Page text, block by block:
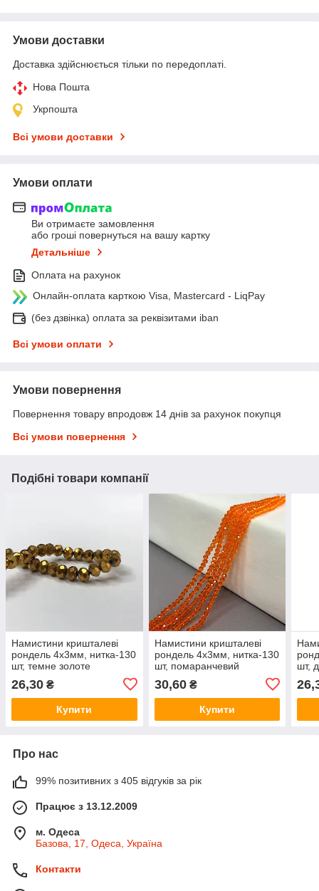
Умови доставки
Доставка здійснюється тільки по передоплаті.
Нова Пошта
Укрпошта
Всі умови доставки
Умови оплати
Ви отримаєте замовлення
або гроші повернуться на вашу картку
Детальніше
Оплата на рахунок
Онлайн-оплата карткою Visa, Mastercard - LiqPay
(без дзвінка) оплата за реквізитами iban
Всі умови оплати
Умови повернення
Повернення товару впродовж 14 днів за рахунок покупця
Всі умови повернення
Подібні товари компанії
Намистини кришталеві
рондель 4х3мм, нитка-130
шт, темне золоте
26,30 ₴
Купити
Намистини кришталеві
рондель 4х3мм, нитка-130
шт, помаранчевий
30,60₴
Купити
шт,
Про нас
99% позитивних з 405 відгуків за рік
Працює з 13.12.2009
м. Одеса
Базова, 17, Одеса, Україна
Контакти